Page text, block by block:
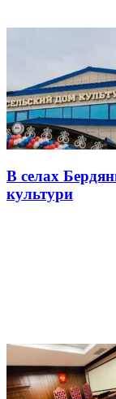
В селах
культури